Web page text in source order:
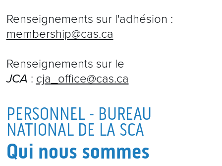
Renseignements sur l'adhésion :
membership@cas.ca
Renseignements sur le
JCA : cja_office@cas.ca
PERSONNEL - BUREAU
NATIONAL DE LA SCA
Qui nous sommes